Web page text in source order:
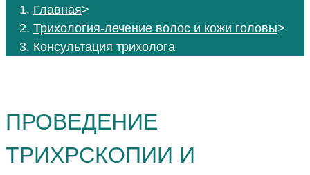
Главная>
Трихология-лечение волос и кожи головы>
Консультация трихолога
ПРОВЕДЕНИЕ
ТРИХРСКОПИИ И